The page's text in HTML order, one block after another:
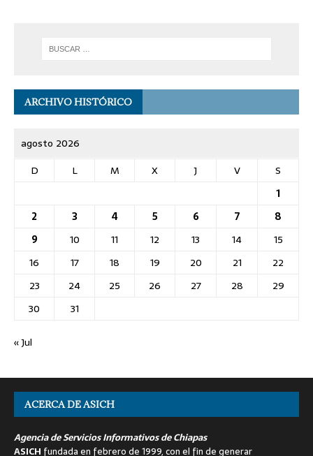
ARCHIVO HISTÓRICO
agosto 2026
D
L M X J V
S
1
2
3 4 5 6 7
8
9
10 11 12 13 14
15
16
17 18 19 20 21
22
23
24 25 26 27 28
29
30
31
« Jul
ACERCA DE ASICH
Agencia de Servicios Informativos de Chiapas
ASICH fundada en febrero de 1999, con el fin de generar